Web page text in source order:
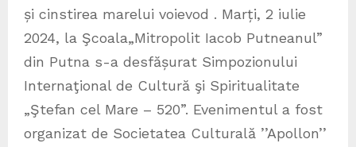
și cinstirea marelui voievod . Marți, 2 iulie
2024, la Şcoala„Mitropolit Iacob Putneanul”
din Putna s-a desfășurat Simpozionului
Internaţional de Cultură şi Spiritualitate
„Ştefan cel Mare – 520”. Evenimentul a fost
organizat de Societatea Culturală ’’Apollon’’